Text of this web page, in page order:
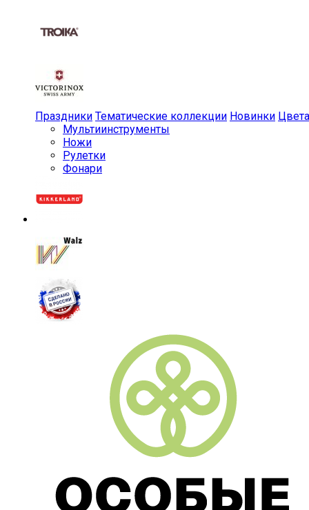
Праздники Тематические коллекции Новинки Цвета
Мульти­инструменты
Ножи
Рулетки
Фонари